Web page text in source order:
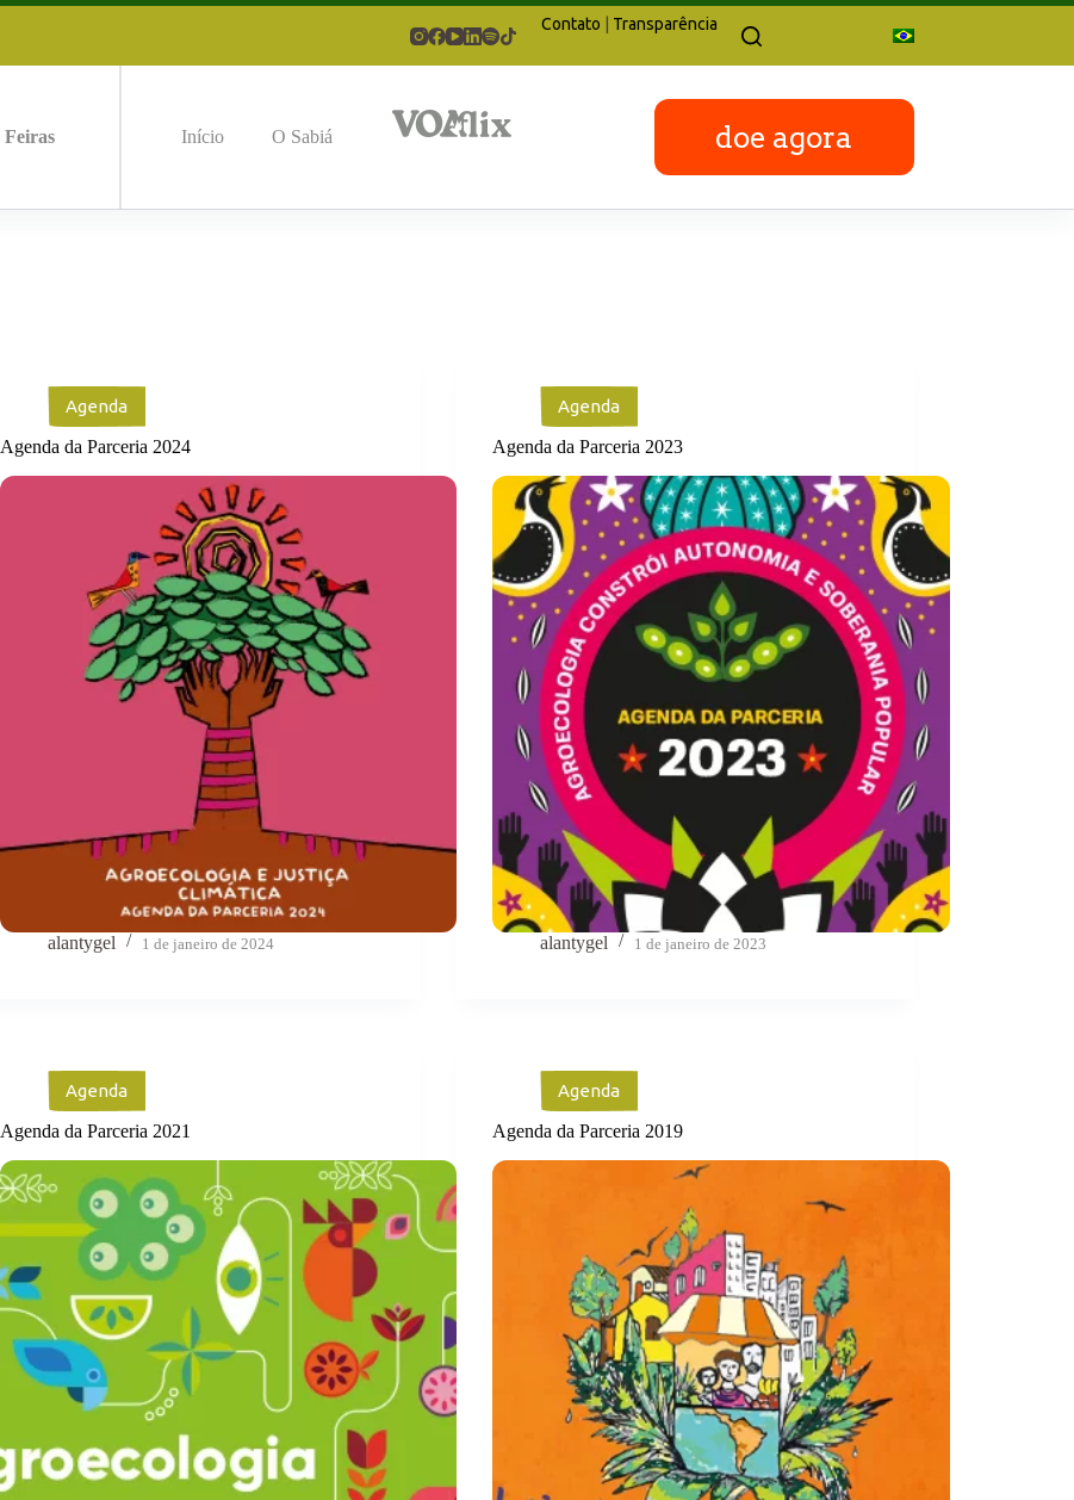
Contato | Transparência
Feiras Início O Sabiá doe agora
Agenda
Agenda da Parceria 2024
alantygel 1 de janeiro de 2024
Agenda
Agenda da Parceria 2023
alantygel 1 de janeiro de 2023
Agenda
Agenda da Parceria 2021
Agenda
Agenda da Parceria 2019